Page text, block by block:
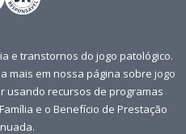
e transtornos do jogo patológico.
mais em nossa página sobre jogo
usando recursos de programas
e o Benefício de Prestação